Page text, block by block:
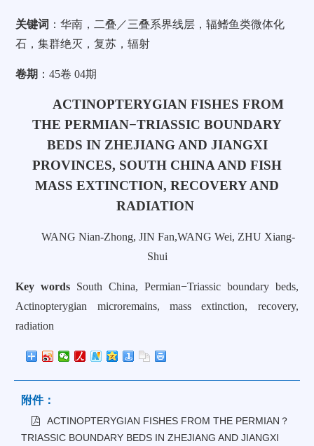
关键词 ：华南，二叠／三叠系界线层，辐鳍鱼类微体化
石，集群绝灭，复苏，辐射
卷期 ：45卷 04期
ACTINOPTERYGIAN FISHES FROM
THE PERMIAN−TRIASSIC BOUNDARY
BEDS IN ZHEJIANG AND JIANGXI
PROVINCES, SOUTH CHINA AND FISH
MASS EXTINCTION, RECOVERY AND
RADIATION
WANG Nian-Zhong, JIN Fan,WANG Wei, ZHU Xiang-
Shui
Key words South China, Permian−Triassic boundary beds,
Actinopterygian microremains, mass extinction, recovery,
radiation
附件：
ACTINOPTERYGIAN FISHES FROM THE PERMIAN？
TRIASSIC BOUNDARY BEDS IN ZHEJIANG AND JIANGXI